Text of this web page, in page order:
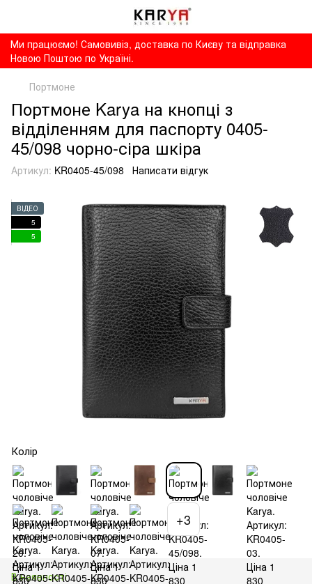
Ми працюємо! Самовивіз, доставка по Києву та відправка
Новою Поштою по Україні.
Портмоне
Портмоне Karya на кнопці з
відділенням для паспорту 0405-
45/098 чорно-сіра шкіра
Артикул: KR0405-45/098 Написати відгук
ВІДЕО
5
5
Колір
+3
В наявності